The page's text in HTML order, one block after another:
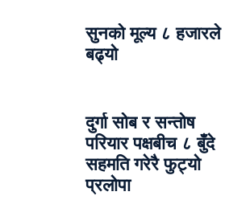
सुनको मूल्य ८ हजारले
बढ्यो
दुर्गा सोब र सन्तोष
परियार पक्षबीच ८ बुँदे
सहमति गरेरै फुट्यो
प्रलोपा